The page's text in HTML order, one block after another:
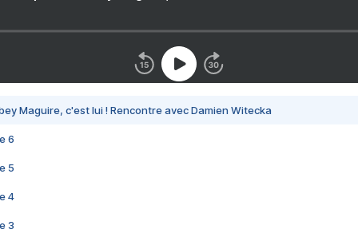
Maguire, c'est lui ! Rencontre avec Damien Witecka
6
5
4
3